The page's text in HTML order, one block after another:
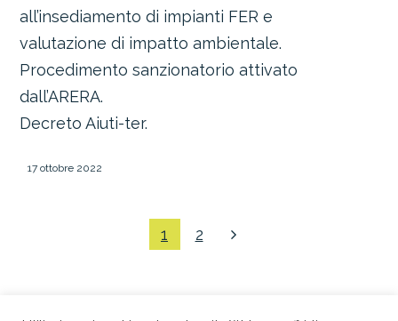
all’insediamento di impianti FER e
valutazione di impatto ambientale.
Procedimento sanzionatorio attivato
dall’ARERA.
Decreto Aiuti-ter.
17 ottobre 2022
1 2